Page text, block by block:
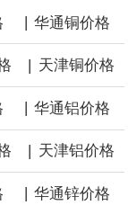
国有史以来最昂贵的水
首舰造价约234亿美元，
涨幅。油价走弱为金价提
据，以寻找美国利率前
| 华通铜价格
| 天津铜价格
华通铝价格
| 天津铝价格
华通锌价格